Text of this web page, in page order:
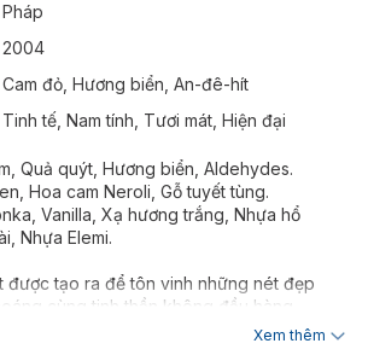
Pháp
2004
Cam đỏ, Hương biển, An-đê-hít
Tinh tế, Nam tính, Tươi mát, Hiện đại
Quả quýt, Hương biển, Aldehydes.
Hoa cam Neroli, Gỗ tuyết tùng.
Vanilla, Xạ hương trắng, Nhựa hổ
Nhựa Elemi.
được tạo ra để tôn vinh những nét đẹp
cùng tinh thần không đầu hàng,
thể thao. Được thiết kế lại từ người anh
Xem thêm